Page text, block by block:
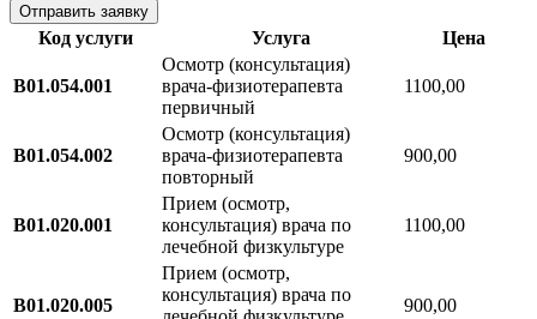
Код услуги Услуга Цена
В01.054.001
Осмотр (консультация)
врача-физиотерапевта
первичный
1100,00
В01.054.002
Осмотр (консультация)
врача-физиотерапевта
повторный
900,00
B01.020.001
Прием (осмотр,
консультация) врача по
лечебной физкультуре
1100,00
B01.020.005
Прием (осмотр,
консультация) врача по
900,00